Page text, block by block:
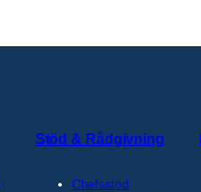
Stöd & Rådgivning
Chefsstöd